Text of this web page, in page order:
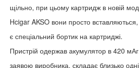
щільно, при цьому картридж в новій
Hcigar AKSO вони просто
є спеціальний бортик на картриджі.
Пристрій одержав акумулятор в 420
заявою виробника, складає близько